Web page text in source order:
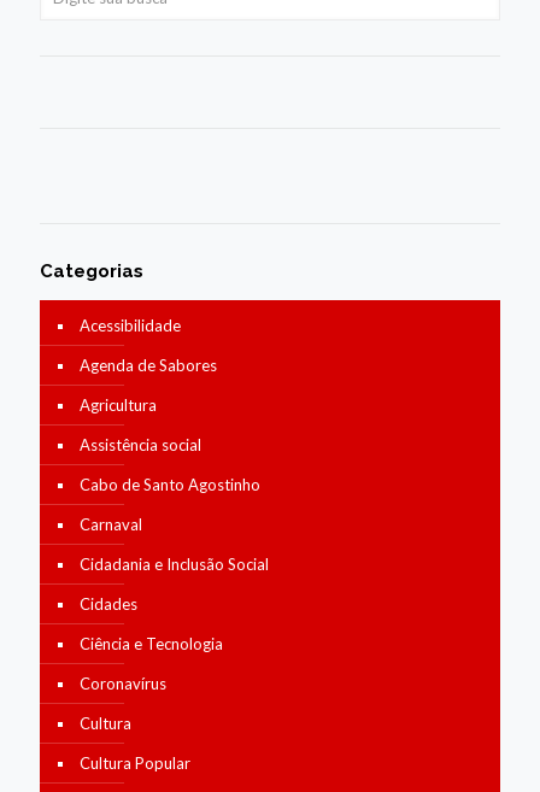
Categorias
Acessibilidade
Agenda de Sabores
Agricultura
Assistência social
Cabo de Santo Agostinho
Carnaval
Cidadania e Inclusão Social
Cidades
Ciência e Tecnologia
Coronavírus
Cultura
Cultura Popular